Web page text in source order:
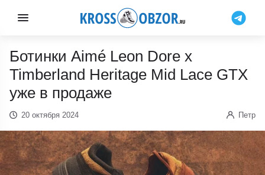
Ботинки Aimé Leon Dore x
Timberland Heritage Mid Lace GTX
уже в продаже
20 октября 2024 Петр